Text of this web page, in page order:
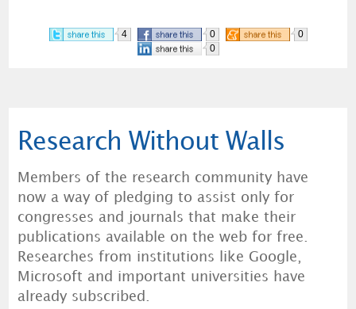
4 0
0
0
Research Without Walls
Members of the research community have
now a way of pledging to assist only for
congresses and journals that make their
publications available on the web for free.
Researches from institutions like Google,
Microsoft and important universities have
already subscribed.